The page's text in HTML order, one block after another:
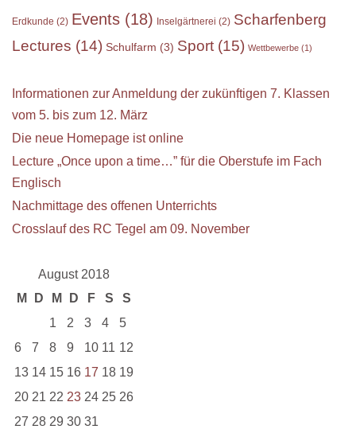
Erdkunde (2) Events (18) Inselgärtnerei (2) Scharfenberg
Lectures (14) Schulfarm (3) Sport (15) Wettbewerbe (1)
Informationen zur Anmeldung der zukünftigen 7. Klassen
vom 5. bis zum 12. März
Die neue Homepage ist online
Lecture „Once upon a time…” für die Oberstufe im Fach
Englisch
Nachmittage des offenen Unterrichts
Crosslauf des RC Tegel am 09. November
August 2018
M
D M D F S
S
1
2 3 4
5
6
7 8 9 10 11 12
13 14 15 16 17 18 19
20 21 22 23 24 25 26
27 28 29 30 31